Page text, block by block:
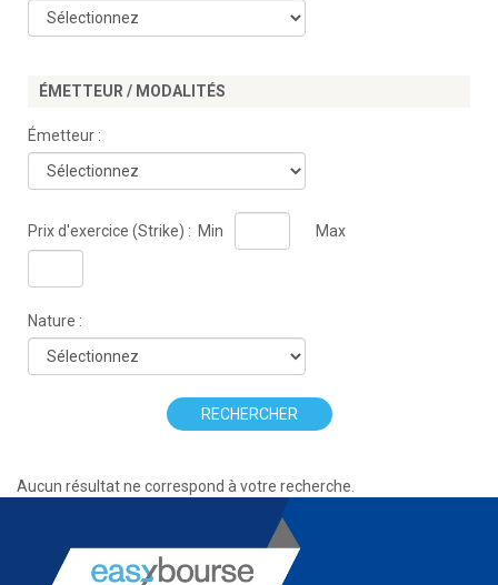
ÉMETTEUR / MODALITÉS
Émetteur :
Prix d'exercice (Strike) : Min Max
Nature :
RECHERCHER
Aucun résultat ne correspond à votre recherche.